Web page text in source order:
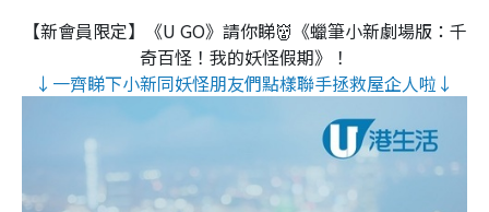
【新會員限定】《U GO》請你睇👹《蠟筆小新劇場版：千
奇百怪！我的妖怪假期》！
↓一齊睇下小新同妖怪朋友們點樣聯手拯救屋企人啦↓